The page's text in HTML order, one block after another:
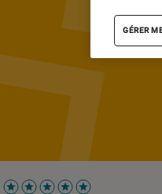
GÉRER